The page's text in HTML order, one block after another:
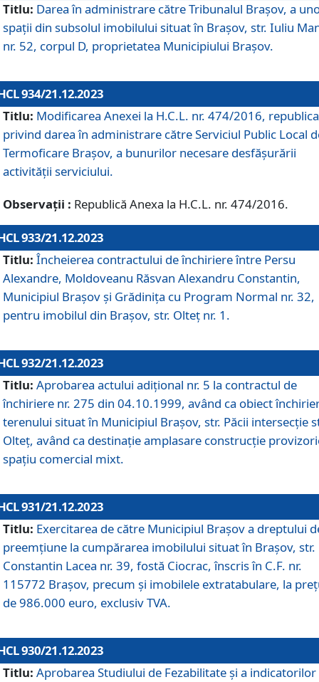
Titlu: Darea în administrare către Tribunalul Brașov, a
spații din subsolul imobilului situat în Brașov, str. Iuliu
nr. 52, corpul D, proprietatea Municipiului Brașov.
934/21.12.2023
Titlu: Modificarea Anexei la H.C.L. nr. 474/2016,
privind darea în administrare către Serviciul Public Local
Termoficare Braşov, a bunurilor necesare desfăşurării
activităţii serviciului.
Observații : Republică Anexa la H.C.L. nr. 474/2016.
933/21.12.2023
Titlu: Încheierea contractului de închiriere între Persu
Alexandre, Moldoveanu Răsvan Alexandru Constantin,
Municipiul Braşov şi Grădinița cu Program Normal nr. 32,
pentru imobilul din Brașov, str. Olteț nr. 1.
932/21.12.2023
Titlu: Aprobarea actului adițional nr. 5 la contractul de
închiriere nr. 275 din 04.10.1999, având ca obiect
terenului situat în Municipiul Brașov, str. Păcii intersecție
Olteț, având ca destinație amplasare construcție
spațiu comercial mixt.
931/21.12.2023
Titlu: Exercitarea de către Municipiul Brașov a dreptului
preemțiune la cumpărarea imobilului situat în Brașov, str.
Constantin Lacea nr. 39, fostă Ciocrac, înscris în C.F. nr.
115772 Brașov, precum și imobilele extratabulare, la
de 986.000 euro, exclusiv TVA.
930/21.12.2023
Titlu: Aprobarea Studiului de Fezabilitate și a indicatorilor